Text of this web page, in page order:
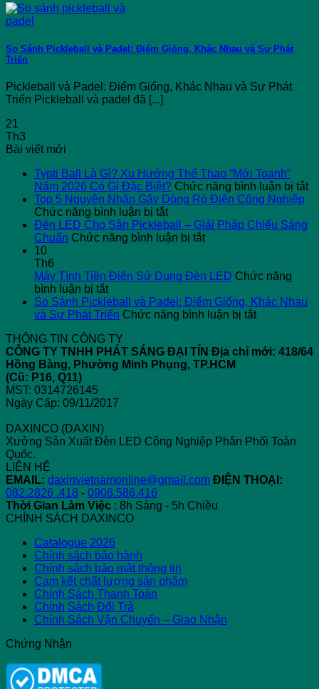
So Sánh Pickleball và Padel: Điểm Giống, Khác Nhau và Sự Phát
Triển
Pickleball và Padel: Điểm Giống, Khác Nhau và Sự Phát
Triển Pickleball và padel đã [...]
21
Th3
Bài viết mới
Typti Ball Là Gì? Xu Hướng Thể Thao “Mới Toanh”
Năm 2026 Có Gì Đặc Biệt? Chức năng bình luận bị tắtở
Top 5 Nguyên Nhân Gây Dòng Rò Điện Công Nghiệp
Chức năng bình luận bị tắtở
Top
5
Gây
Rò
Điện
Đèn LED Cho Sân Pickleball – Giải Pháp Chiếu Sáng
Chuẩn Chức năng bình luận bị tắtở
Cho
Pickleball
–
Chiếu
Sáng
10
Th6
Máy Tính Tiền Điện Sử Dụng Đèn LED Chức năng
bình luận bị tắtở
Máy
Tính
Điện
Sử
Dụng
So Sánh Pickleball và Padel: Điểm Giống, Khác Nhau
và Sự Phát Triển Chức năng bình luận bị tắtở
Pickleball
và
Triển
THÔNG TIN CÔNG TY
CÔNG TY TNHH PHÁT SÁNG ĐẠI TÍN Địa chỉ mới: 418/64
Hồng Bàng, Phường Minh Phụng, TP.HCM
(Cũ: P16, Q11)
MST: 0314726145
Ngày Cấp: 09/11/2017
DAXINCO (DAXIN)
Xưởng Sản Xuất Đèn LED Công Nghiệp Phân Phối Toàn
Quốc.
LIÊN HỆ
EMAIL: daxinvietnamonline@gmail.com ĐIỆN THOẠI:
082.2826 .418 - 0908.586.416
Thời Gian Làm Việc : 8h Sáng - 5h Chiều
CHÍNH SÁCH DAXINCO
Catalogue 2026
Chính sách bảo hành
Chính sách bảo mật thông tin
Cam kết chất lượng sản phẩm
Chính Sách Thanh Toán
Chính Sách Đổi Trả
Chính Sách Vận Chuyển – Giao Nhận
Chứng Nhận